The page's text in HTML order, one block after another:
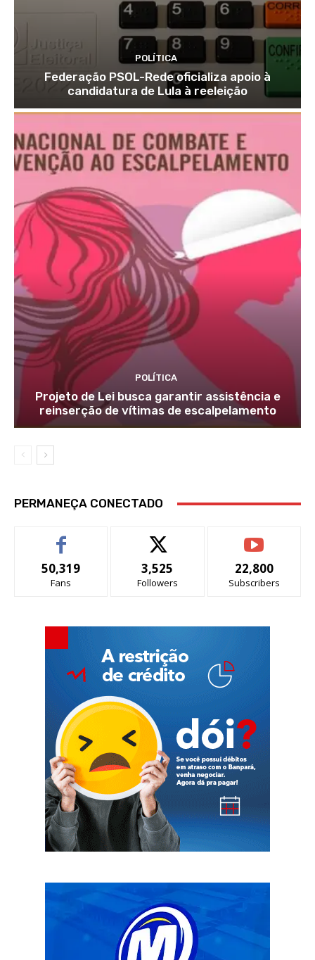
POLÍTICA
Federação PSOL-Rede oficializa apoio à
candidatura de Lula à reeleição
POLÍTICA
Projeto de Lei busca garantir assistência e
reinserção de vítimas de escalpelamento
PERMANEÇA CONECTADO
50,319
Fans
3,525
Followers
22,800
Subscribers